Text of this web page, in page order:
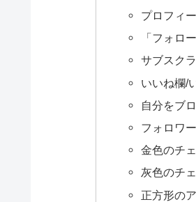
プロフィ
「フォロ
サブスク
いいね欄/
自分をブ
フォロワ
金色のチ
灰色のチ
正方形の